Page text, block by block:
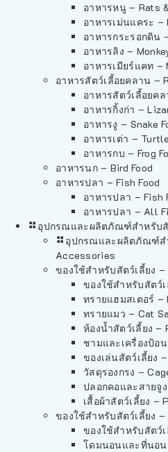
อาหารหนู – Rats
อาหารเม่นแคระ –
อาหารกระรอกดิน
อาหารลิง –
อาหารเมียร์แคท –
อาหารสัตว์เลี้อยคลาน –
อาหารสัตว์เลี้อยค
อาหารกิ้งก่า –
อาหารงู – Snake
อาหารเต่า –
อาหารกบ – Frog
อาหารนก – Bird Food
อาหารปลา – Fish Food
อาหารปลา – Fish
อาหารปลา – All
อุปกรณและผลิตภัณฑ์สำหรับสั
อุปกรณและผลิตภัณฑ์ส
Accessories
ของใช้สำหรับสัตว์เลี้ยง –
ของใช้สำหรับสัตว์
ทรายแฮมสเตอร์ –
ทรายแมว – Cat
ห้องน้ำสัตว์เลี้ยง –
ชามและเครื่องป้อ
ของเล่นสัตว์เลี้ยง
วัสดุรองกรง –
ปลอกคอและสายจู
เสื้อผ้าสัตว์เลี้ยง –
ของใช้สำหรับสัตว์เลี้ยง –
ของใช้สำหรับสัตว์
โดมนอนและที่นอน